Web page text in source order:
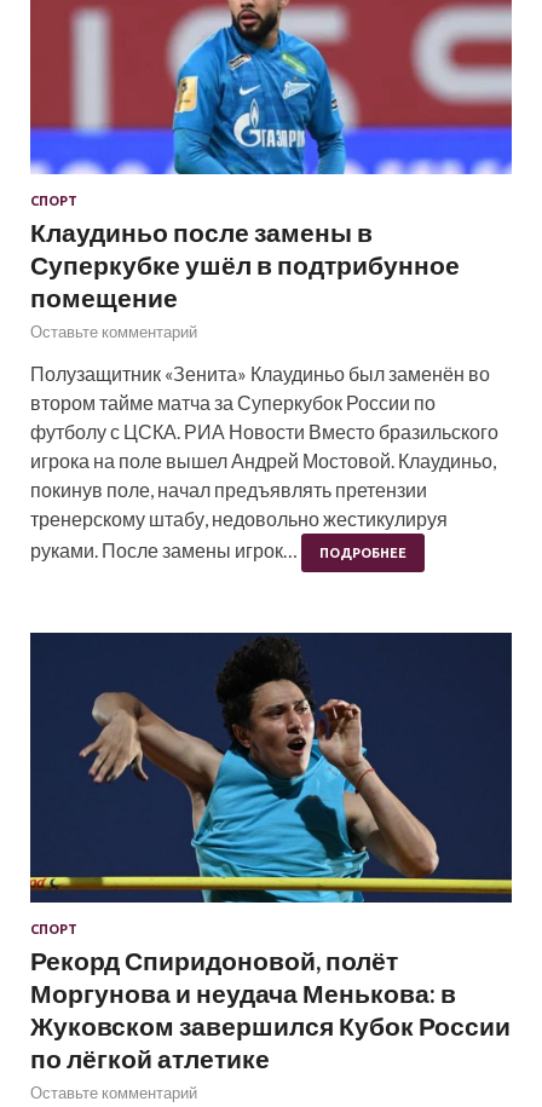
СПОРТ
Клаудиньо после замены в
Суперкубке ушёл в подтрибунное
помещение
Оставьте комментарий
Полузащитник «Зенита» Клаудиньо был заменён во
втором тайме матча за Суперкубок России по
футболу с ЦСКА. РИА Новости Вместо бразильского
игрока на поле вышел Андрей Мостовой. Клаудиньо,
покинув поле, начал предъявлять претензии
тренерскому штабу, недовольно жестикулируя
руками. После замены игрок…
ПОДРОБНЕЕ
СПОРТ
Рекорд Спиридоновой, полёт
Моргунова и неудача Менькова: в
Жуковском завершился Кубок России
по лёгкой атлетике
Оставьте комментарий